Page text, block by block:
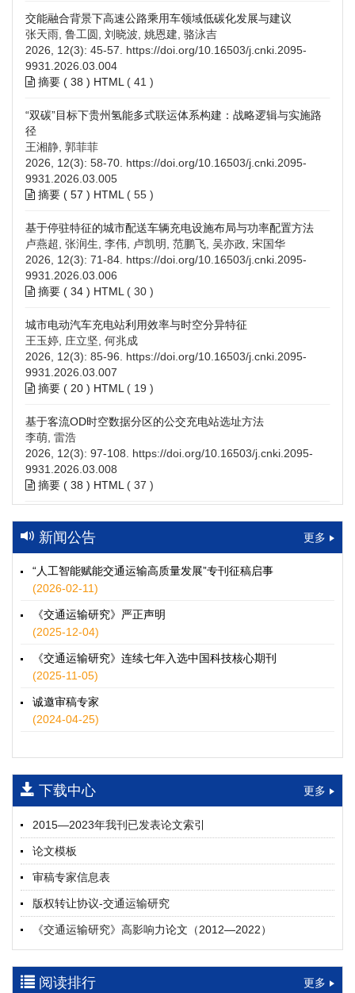
交能融合背景下高速公路乘用车领域低碳化发展与建议
张天雨, 鲁工圆, 刘晓波, 姚恩建, 骆泳吉
2026, 12(3): 45-57. https://doi.org/10.16503/j.cnki.2095-
9931.2026.03.004
摘要 ( 38 ) HTML ( 41 )
“双碳”目标下贵州氢能多式联运体系构建：战略逻辑与实施路
径
王湘静, 郭菲菲
2026, 12(3): 58-70. https://doi.org/10.16503/j.cnki.2095-
9931.2026.03.005
摘要 ( 57 ) HTML ( 55 )
基于停驻特征的城市配送车辆充电设施布局与功率配置方法
卢燕超, 张润生, 李伟, 卢凯明, 范鹏飞, 吴亦政, 宋国华
2026, 12(3): 71-84. https://doi.org/10.16503/j.cnki.2095-
9931.2026.03.006
摘要 ( 34 ) HTML ( 30 )
城市电动汽车充电站利用效率与时空分异特征
王玉婷, 庄立坚, 何兆成
2026, 12(3): 85-96. https://doi.org/10.16503/j.cnki.2095-
9931.2026.03.007
摘要 ( 20 ) HTML ( 19 )
基于客流OD时空数据分区的公交充电站选址方法
李萌, 雷浩
2026, 12(3): 97-108. https://doi.org/10.16503/j.cnki.2095-
9931.2026.03.008
摘要 ( 38 ) HTML ( 37 )
高速公路充电设施技术规划综述：场景需求、技术路线与配置
策略
2026, 12(3): 109-124.https://doi.org/10.16503/j.cnki.2095-
9931.2026.03.009
摘要 (
HTML
水运港-船多能源融合技术及集成应用——以宁波舟山港穿山港
童亮, 袁裕鹏, 袁成清, 唐道贵, 钟晓晖, 严新平
2026, 12(3): 125-136.
9931.2026.03.010
摘要 (30 ) HTML
师瑞峰, 程龙飞, 张凌志, 王亚彬, 刘状壮
2026, 12(3): 137-150.https://doi.org/10.16503/j.cnki.2095-
9931.2026.03.011
摘要 (15) HTML(13)
基于TimeXer模型的高速公路服务区充电负荷预测
孙偲赫, 宋国华, 朱子俊, 范鹏飞, 石莹
2026, 12(3): 151-162.
9931.2026.03.012
摘要 (21) HTML(21)
多层能源供给网络下高速公路系统韧性提升方法
郝泉霖, 兰富安, 赖波, 陈立栋, 宋志英, 郑帅
2026, 12(3): 163-175.https://doi.org/10.16503/j.cnki.2095-
9931.2026.03.013
新闻公告 更多
“人工智能赋能交通运输高质量发展”专刊征稿启事
(2026-02-11)
《交通运输研究》严正声明
(2025-12-04)
《交通运输研究》连续七年入选中国科技核心期刊
(2025-11-05)
诚邀审稿专家
(2024-04-25)
下载中心 更多
2015—2023年我刊已发表论文索引
论文模板
审稿专家信息表
版权转让协议-交通运输研究
《交通运输研究》高影响力论文（2012—2022）
中英文摘要撰写规范及样例
阅读排行 更多